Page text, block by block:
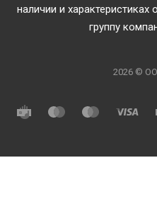
наличии и
группу
2026 ©